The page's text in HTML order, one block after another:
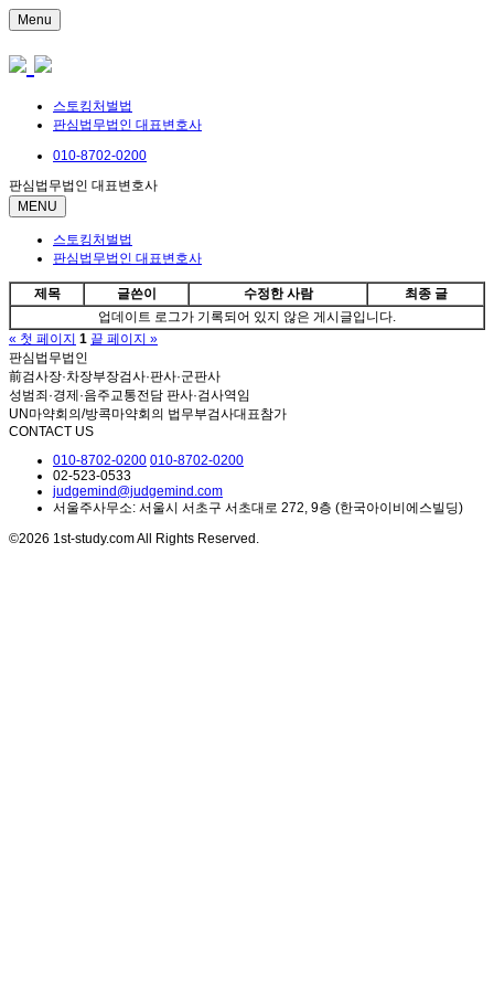
Menu
스토킹처벌법
판심법무법인 대표변호사
010-8702-0200
판심법무법인 대표변호사
MENU
스토킹처벌법
판심법무법인 대표변호사
제목 글쓴이 수정한 사람
최종 글
업데이트 로그가 기록되어 있지 않은 게시글입니다.
« 첫 페이지 1 끝 페이지 »
판심법무법인
前검사장·차장부장검사·판사·군판사
성범죄·경제·음주교통전담 판사·검사역임
UN마약회의/방콕마약회의 법무부검사대표참가
CONTACT US
010-8702-0200 010-8702-0200
02-523-0533
judgemind@judgemind.com
서울주사무소: 서울시 서초구 서초대로 272, 9층 (한국아이비에스빌딩)
©2026 1st-study.com All Rights Reserved.